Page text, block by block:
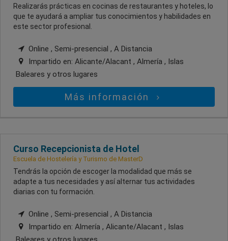
Realizarás prácticas en cocinas de restaurantes y hoteles, lo
que te ayudará a ampliar tus conocimientos y habilidades en
este sector profesional.
Online , Semi-presencial , A Distancia
Impartido en: Alicante/Alacant , Almería , Islas
Baleares y otros lugares
Más información
Curso Recepcionista de Hotel
Escuela de Hostelería y Turismo de MasterD
Tendrás la opción de escoger la modalidad que más se
adapte a tus necesidades y así alternar tus actividades
diarias con tu formación.
Online , Semi-presencial , A Distancia
Impartido en: Almería , Alicante/Alacant , Islas